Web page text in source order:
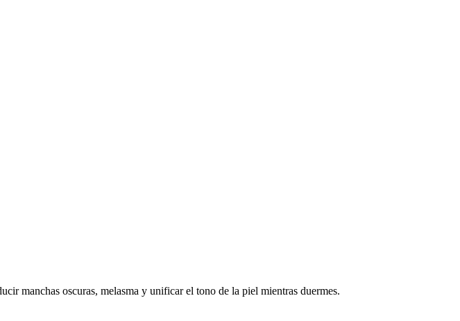
manchas oscuras, melasma y unificar el tono de la piel mientras duermes.